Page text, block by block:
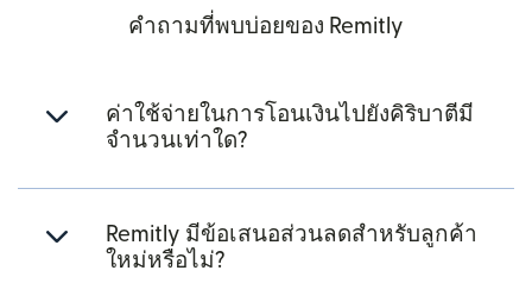
คำถามที่พบบ่อยของ Remitly
ค่าใช้จ่ายในการโอนเงินไปยังคิริบาตีมี
จำนวนเท่าใด?
Remitly มีข้อเสนอส่วนลดสำหรับลูกค้า
ใหม่หรือไม่?